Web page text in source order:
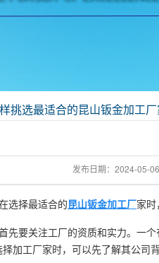
挑选最适合的昆山钣金加工厂
发布日期： 2024-05-06
选择最适合的昆山钣金加工厂家时
先要关注工厂的资质和实力。一
择加工厂家时，可以先了解其公司